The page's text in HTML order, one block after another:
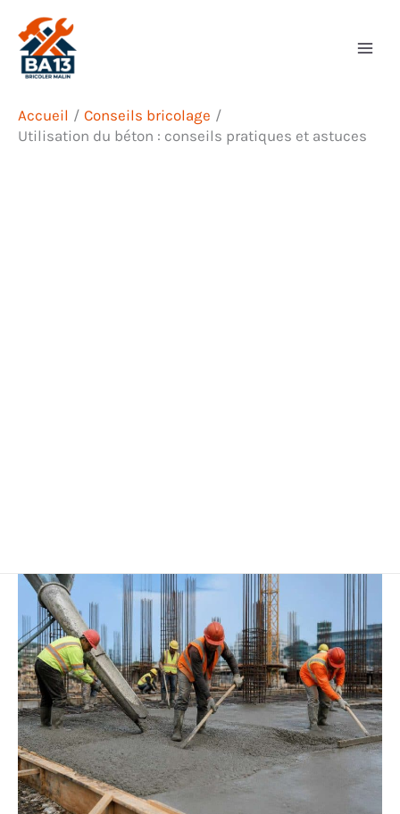
contenu
Accueil
Conseils bricolage
Utilisation du béton : conseils pratiques et astuces
Rechercher